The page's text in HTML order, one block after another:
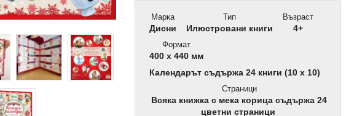
Марка
Дисни
Тип
Илюстровани книги
Възраст
4+
Формат
400 x 440 мм
Календарът съдържа 24 книги (10 x 10)
Страници
Всяка книжка с мека корица съдържа 24
цветни страници